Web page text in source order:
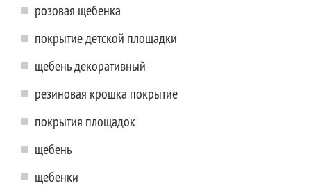
розовая щебенка
покрытие детской площадки
щебень декоративный
резиновая крошка покрытие
покрытия площадок
щебень
щебенки